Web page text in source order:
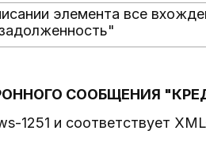
элемента все
СООБЩЕНИЯ
1251 и соответствует